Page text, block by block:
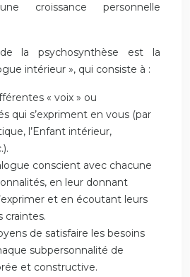
croissance personnelle
la psychosynthèse est la
intérieur », qui consiste à :
« voix » ou
qui s’expriment en vous (par
l’Enfant intérieur,
conscient avec chacune
en leur donnant
et en écoutant leurs
craintes.
de satisfaire les besoins
subpersonnalité de
et constructive.